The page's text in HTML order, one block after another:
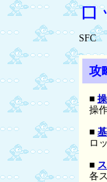
ロ
SFC
攻
■
操
■
ロ
■
各